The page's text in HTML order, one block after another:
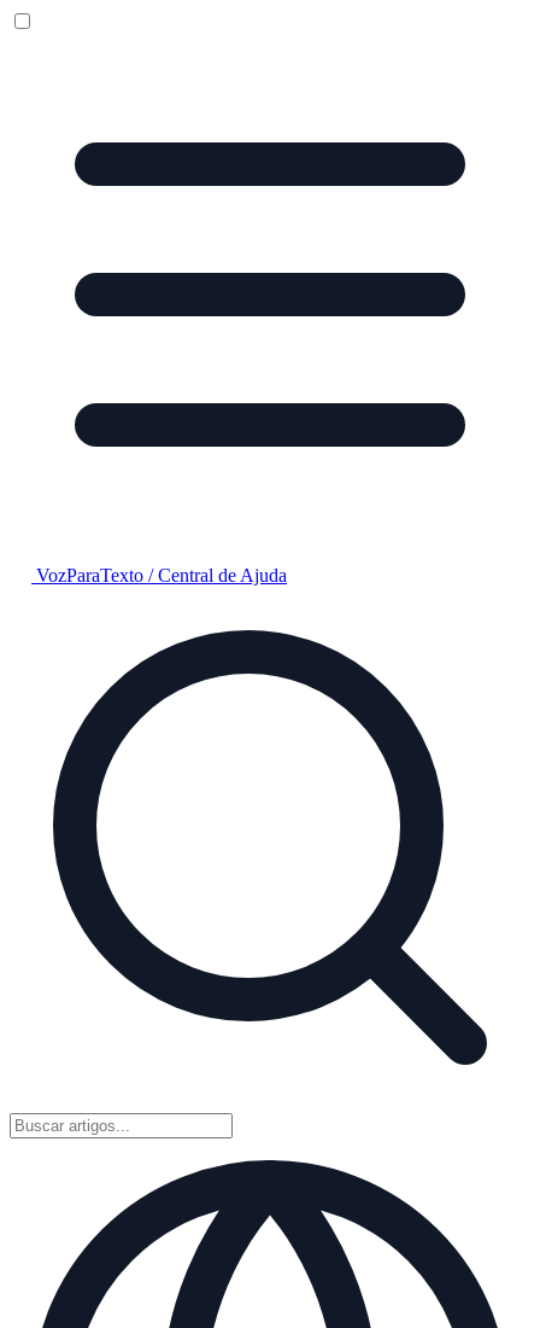
VozParaTexto /Central de Ajuda